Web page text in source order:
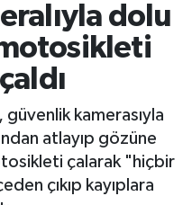
dolu
güvenlik kamerasıyla
atlayıp gözüne
çalarak "hiçbir
çıkıp kayıplara
ve Fikstür